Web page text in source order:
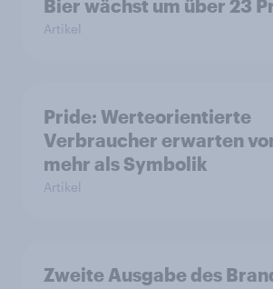
Bier wächst um über 23
Artikel
Pride: Werteorientierte
Verbraucher erwarten
mehr als Symbolik
Artikel
Zweite Ausgabe des